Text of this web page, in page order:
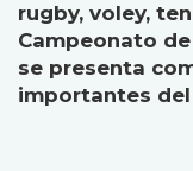
rugby, voley,
Campeonato
se presenta
importantes del